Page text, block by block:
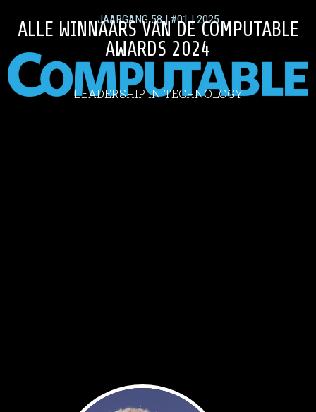
JAARGANG 58 | #01 | 2025
ALLE WINNAARS VAN DE COMPUTABLE
AWARDS 2024
LEADERSHIP IN TECHNOLOGY